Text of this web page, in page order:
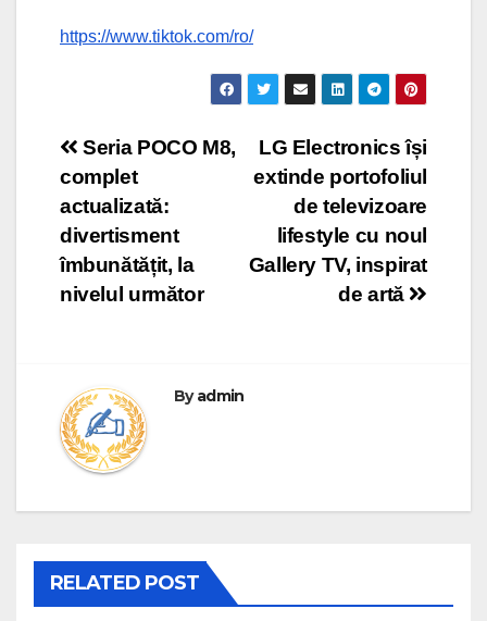
https://www.tiktok.com/ro/
Post
navigation
LG Electronics își
extinde portofoliul
de televizoare
lifestyle cu noul
Gallery TV, inspirat
de artă
Seria POCO M8,
complet
actualizată:
divertisment
îmbunătățit, la
nivelul următor
Byadmin
RELATED POST